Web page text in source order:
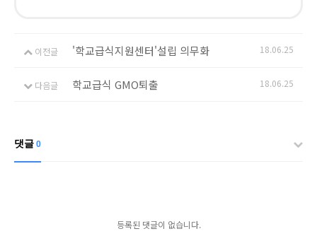
이전글 '학교급식지원센터'설립 의무화 18.06.25
다음글 학교급식 GMO퇴출 18.06.25
댓글 0
등록된 댓글이 없습니다.